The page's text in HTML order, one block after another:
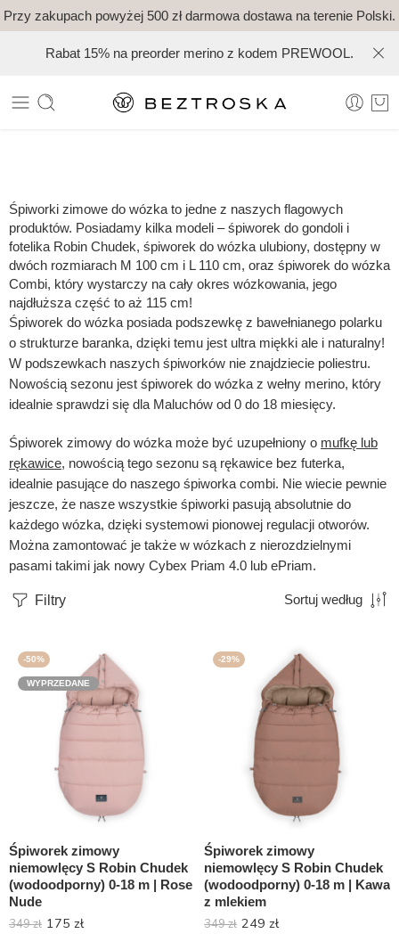
Przy zakupach powyżej 500 zł darmowa dostawa na terenie Polski.
Rabat 15% na preorder merino z kodem PREWOOL.
Śpiworki zimowe do wózka to jedne z naszych flagowych
produktów. Posiadamy kilka modeli – śpiworek do gondoli i
fotelika Robin Chudek, śpiworek do wózka ulubiony, dostępny w
dwóch rozmiarach M 100 cm i L 110 cm, oraz śpiworek do wózka
Combi, który wystarczy na cały okres wózkowania, jego
najdłuższa część to aż 115 cm!
Śpiworek do wózka posiada podszewkę z bawełnianego polarku
o strukturze baranka, dzięki temu jest ultra miękki ale i naturalny!
W podszewkach naszych śpiworków nie znajdziecie poliestru.
Nowością sezonu jest śpiworek do wózka z wełny merino, który
idealnie sprawdzi się dla Maluchów od 0 do 18 miesięcy.
Śpiworek zimowy do wózka może być uzupełniony o mufkę lub
rękawice, nowością tego sezonu są rękawice bez futerka,
idealnie pasujące do naszego śpiworka combi. Nie wiecie pewnie
jeszcze, że nasze wszystkie śpiworki pasują absolutnie do
każdego wózka, dzięki systemowi pionowej regulacji otworów.
Można zamontować je także w wózkach z nierozdzielnymi
pasami takimi jak nowy Cybex Priam 4.0 lub ePriam.
Filtry Sortuj według
-50%
WYPRZEDANE
Śpiworek zimowy
niemowlęcy S Robin Chudek
(wodoodporny) 0-18 m | Rose
Nude
349zł 175 zł
-29%
Śpiworek zimowy
niemowlęcy S Robin Chudek
(wodoodporny) 0-18 m | Kawa
z mlekiem
349zł 249 zł